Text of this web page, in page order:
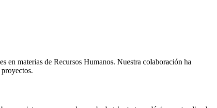
en materias de Recursos Humanos. Nuestra colaboración ha